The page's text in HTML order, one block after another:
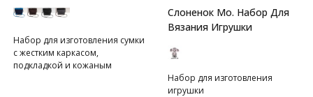
Набор для изготовления сумки
с жестким каркасом,
подкладкой и кожаным
Слоненок Мо. Набор Для
Вязания Игрушки
Набор для изготовления
игрушки